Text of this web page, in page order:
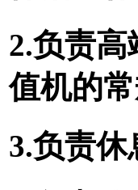
2.负责
值机的
3.负责